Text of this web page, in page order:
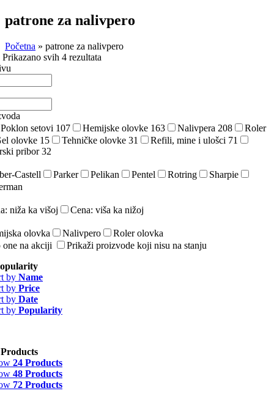
patrone za nalivpero
Početna » patrone za nalivpero
Prikazano svih 4 rezultata
Poklon setovi 107 Hemijske olovke 163 Nalivpera 208
Roler
olovke 15 Tehničke olovke 31 Refili, mine i ulošci 71
pribor32
Castell Parker Pelikan Pentel Rotring
Sharpie
niža ka višoj Cena: viša ka nižoj
olovka Nalivpero
Roler olovka
one na akciji
Prikaži proizvode koji nisu na stanju
by Name
by Price
by Date
by Popularity
24 Products
48 Products
72 Products